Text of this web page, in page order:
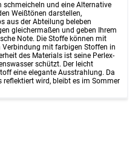
schmeicheln und eine Alternative
Weißtönen darstellen,
aus der Abteilung beleben
gleichermaßen und geben Ihrem
Note. Die Stoffe können mit
mit farbigen Stoffen in
des Materials ist seine Perlex-
schützt. Der leicht
eine elegante Ausstrahlung. Da
reflektiert wird, bleibt es im Sommer